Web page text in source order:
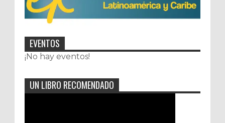
EVENTOS
¡No hay eventos!
UN LIBRO RECOMENDADO